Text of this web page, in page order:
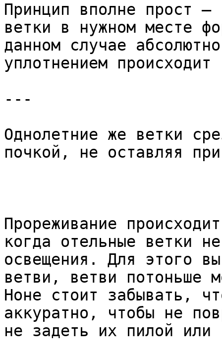
Принцип вполне прост –
ветки в нужном месте
данном случае
уплотнением
---
Однолетние же ветки
почкой, не оставляя
Прореживание
когда отельные ветки
освещения. Для этого
ветви, ветви потоньше
Ноне стоит забывать,
аккуратно, чтобы не
не задеть их пилой или